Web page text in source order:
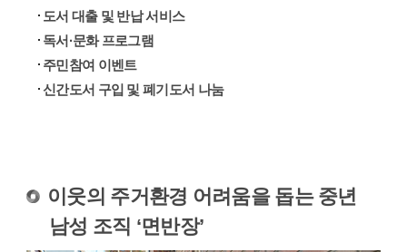
도서 대출 및 반납 서비스
독서·문화 프로그램
주민참여 이벤트
신간도서 구입 및 폐기도서 나눔
이웃의 주거환경 어려움을 돕는 중년
남성 조직 ‘면반장’